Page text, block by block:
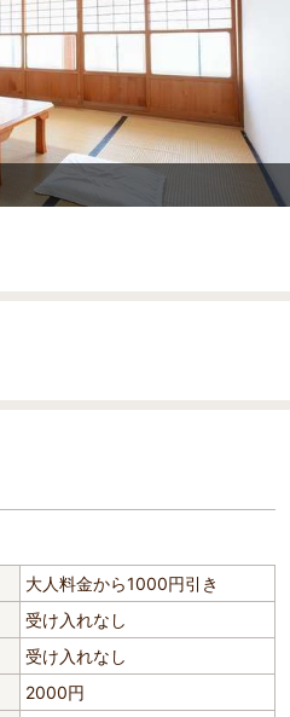
大人料金から1000円引き
受け入れなし
受け入れなし
2000円